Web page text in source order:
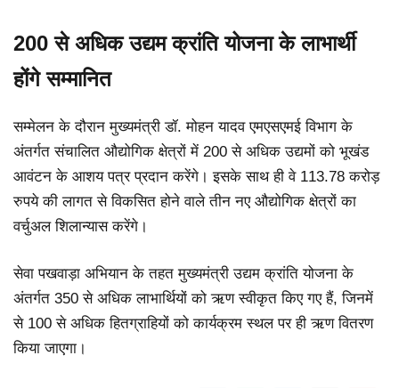
200 से अधिक उद्यम क्रांति योजना के लाभार्थी
होंगे सम्मानित
सम्मेलन के दौरान मुख्यमंत्री डॉ. मोहन यादव एमएसएमई विभाग के
अंतर्गत संचालित औद्योगिक क्षेत्रों में 200 से अधिक उद्यमों को भूखंड
आवंटन के आशय पत्र प्रदान करेंगे। इसके साथ ही वे 113.78 करोड़
रुपये की लागत से विकसित होने वाले तीन नए औद्योगिक क्षेत्रों का
वर्चुअल शिलान्यास करेंगे।
सेवा पखवाड़ा अभियान के तहत मुख्यमंत्री उद्यम क्रांति योजना के
अंतर्गत 350 से अधिक लाभार्थियों को ऋण स्वीकृत किए गए हैं, जिनमें
से 100 से अधिक हितग्राहियों को कार्यक्रम स्थल पर ही ऋण वितरण
किया जाएगा।